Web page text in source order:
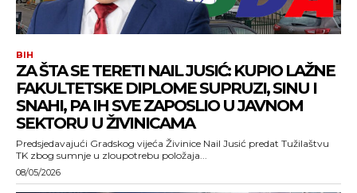
BIH
ZA ŠTA SE TERETI NAIL JUSIĆ: KUPIO LAŽNE
FAKULTETSKE DIPLOME SUPRUZI, SINU I
SNAHI, PA IH SVE ZAPOSLIO U JAVNOM
SEKTORU U ŽIVINICAMA
Predsjedavajući Gradskog vijeća Živinice Nail Jusić predat Tužilaštvu
TK zbog sumnje u zloupotrebu položaja...
08/05/2026